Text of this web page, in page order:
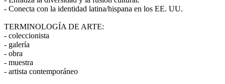
- Conecta con la identidad latina/hispana en los EE. UU.
TERMINOLOGÍA DE ARTE:
- coleccionista
- galería
- obra
- muestra
- artista contemporáneo